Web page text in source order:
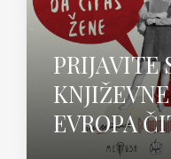
PRIJAVITE
EVROPA